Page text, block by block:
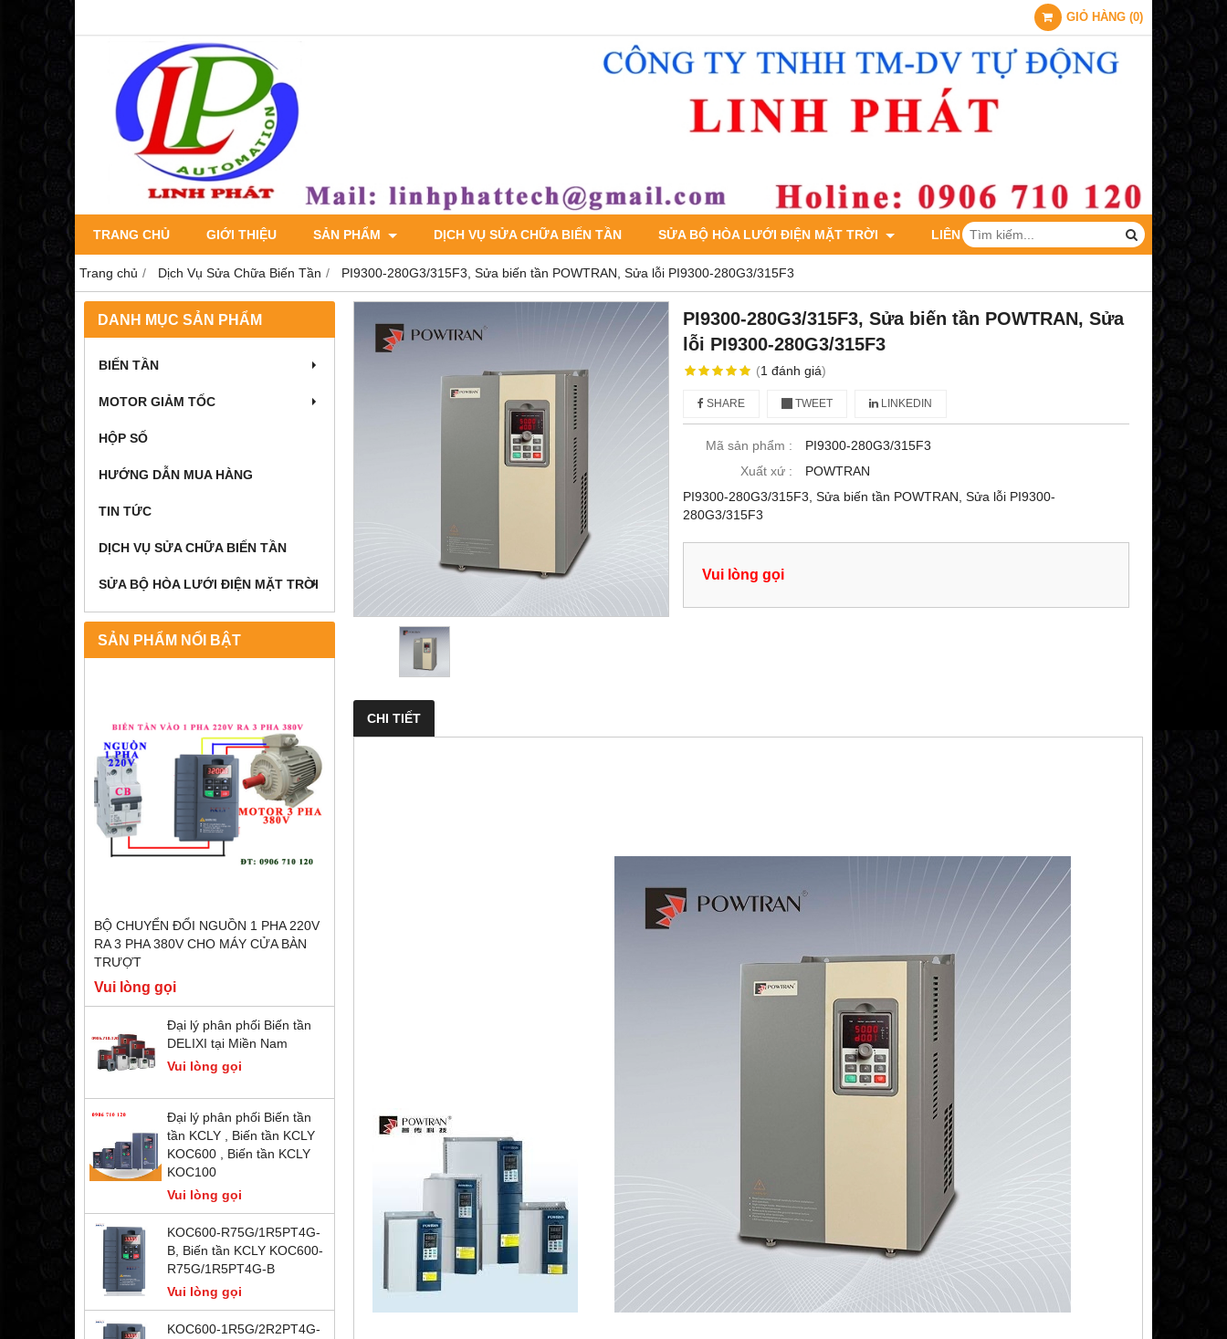
GIỎ HÀNG (0)
TRANG CHỦ GIỚI THIỆU SẢN PHẨM DỊCH VỤ SỬA CHỮA BIẾN TẦN SỬA BỘ HÒA LƯỚI ĐIỆN MẶT TRỜI LIÊN HỆ
Trang chủ Dịch Vụ Sửa Chữa Biến Tần PI9300-280G3/315F3, Sửa biến tần POWTRAN, Sửa lỗi PI9300-280G3/315F3
DANH MỤC SẢN PHẨM
BIẾN TẦN
MOTOR GIẢM TỐC
HỘP SỐ
HƯỚNG DẪN MUA HÀNG
TIN TỨC
DỊCH VỤ SỬA CHỮA BIẾN TẦN
SỬA BỘ HÒA LƯỚI ĐIỆN MẶT TRỜI
SẢN PHẨM NỔI BẬT
BỘ CHUYỂN ĐỔI NGUỒN 1 PHA 220V
RA 3 PHA 380V CHO MÁY CỬA BÀN
TRƯỢT
Vui lòng gọi
Đại lý phân phối Biến tần
DELIXI tại Miền Nam
Vui lòng gọi
Đại lý phân phối Biến tần
tần KCLY , Biến tần KCLY
KOC600 , Biến tần KCLY
KOC100
Vui lòng gọi
KOC600-R75G/1R5PT4G-
B, Biến tần KCLY KOC600-
R75G/1R5PT4G-B
Vui lòng gọi
KOC600-1R5G/2R2PT4G-
PI9300-280G3/315F3, Sửa biến tần POWTRAN, Sửa
lỗi PI9300-280G3/315F3
(1 đánh giá)
SHARE TWEET LINKEDIN
Mã sản phẩm :
PI9300-280G3/315F3
Xuất xứ :
POWTRAN
PI9300-280G3/315F3, Sửa biến tần POWTRAN, Sửa lỗi PI9300-
280G3/315F3
Vui lòng gọi
CHI TIẾT